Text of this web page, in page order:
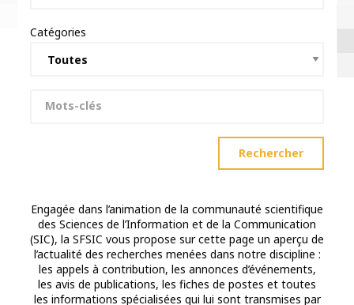
Catégories
Mots-clés
Rechercher
Engagée dans l’animation de la communauté scientifique
des Sciences de l’Information et de la Communication
(SIC), la SFSIC vous propose sur cette page un aperçu de
l’actualité des recherches menées dans notre discipline :
les appels à contribution, les annonces d’événements,
les avis de publications, les fiches de postes et toutes
les informations spécialisées qui lui sont transmises par